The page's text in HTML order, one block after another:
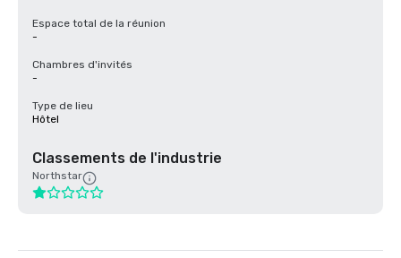
Espace total de la réunion
-
Chambres d'invités
-
Type de lieu
Hôtel
Classements de l'industrie
Northstar